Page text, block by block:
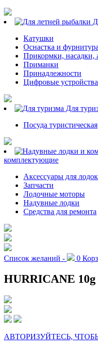
Катушки
Оснастка и фурнитура
Прикормки, насадки,
Приманки
Принадлежности
Цифровые
Для
Посуда туристическая
комплектующие
Аксессуары для лодок
Запчасти
Лодочные моторы
Надувные лодки
Средства для ремонта
Список желаний - 0
HURRICANE
АВТОРИЗУЙТЕСЬ,